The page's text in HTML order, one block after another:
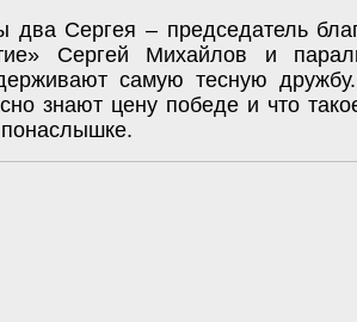
два Сергея – председатель
Сергей Михайлов и
самую тесную
знают цену победе и что